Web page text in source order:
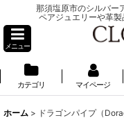
那須塩原市のシルバー
ペアジュエリーや革製
メニュー
カテゴリ マイページ
ホーム > ドラゴンパイプ（